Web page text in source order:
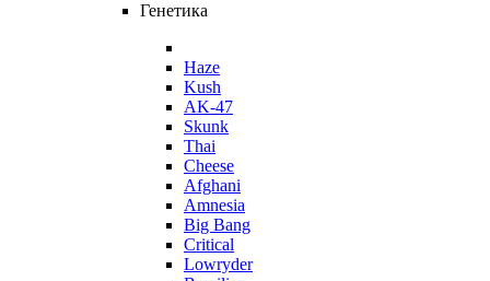
Генетика
Haze
Kush
AK-47
Skunk
Thai
Cheese
Afghani
Amnesia
Big Bang
Critical
Lowryder